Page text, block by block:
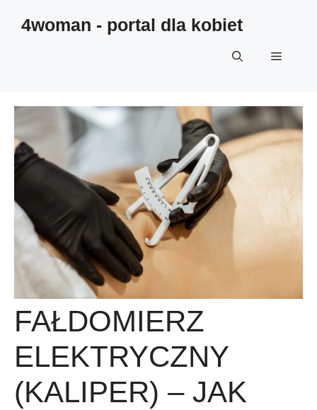
4woman - portal dla kobiet
FAŁDOMIERZ
ELEKTRYCZNY
(KALIPER) – JAK